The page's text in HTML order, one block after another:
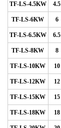
TF-LS-4.5KW 4.5
TF-LS-6KW 6
TF-LS-6.5KW 6.5
TF-LS-8KW 8
TF-LS-10KW 10
TF-LS-12KW 12
TF-LS-15KW 15
TF-LS-18KW 18